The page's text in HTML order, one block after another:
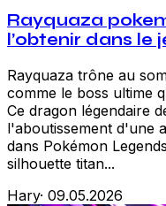
Rayquaza
l’obtenir dans le
Rayquaza trône au
comme le boss ultime
Ce dragon légendaire
l'aboutissement d'une
dans Pokémon
silhouette titan...
Hary· 09.05.2026